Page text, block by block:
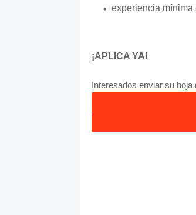
experiencia mínima
¡APLICA YA!
Interesados enviar su hoja